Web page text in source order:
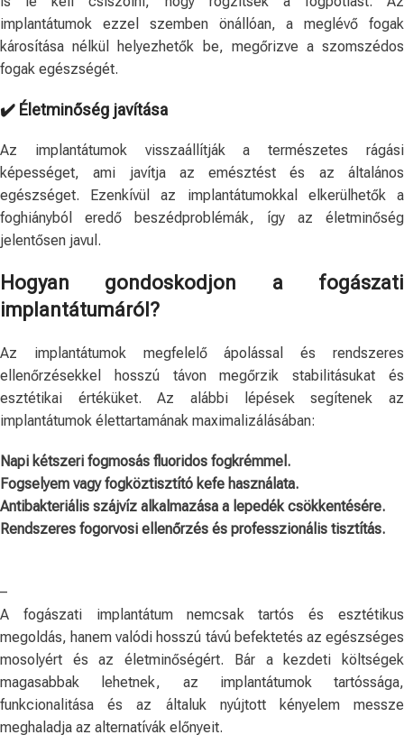
implantátumok ezzel szemben önállóan, a meglévő fogak
károsítása nélkül helyezhetők be, megőrizve a szomszédos
fogak egészségét.
✔️ Életminőség javítása
Az implantátumok visszaállítják a természetes rágási
képességet, ami javítja az emésztést és az általános
egészséget. Ezenkívül az implantátumokkal elkerülhetők a
foghiányból eredő beszédproblémák, így az életminőség
jelentősen javul.
Hogyan gondoskodjon a fogászati
implantátumáról?
Az implantátumok megfelelő ápolással és rendszeres
ellenőrzésekkel hosszú távon megőrzik stabilitásukat és
esztétikai értéküket. Az alábbi lépések segítenek az
implantátumok élettartamának maximalizálásában:
Napi kétszeri fogmosás fluoridos fogkrémmel.
Fogselyem vagy fogköztisztító kefe használata.
Antibakteriális szájvíz alkalmazása a lepedék csökkentésére.
Rendszeres fogorvosi ellenőrzés és professzionális tisztítás.
–
A fogászati implantátum nemcsak tartós és esztétikus
megoldás, hanem valódi hosszú távú befektetés az egészséges
mosolyért és az életminőségért. Bár a kezdeti költségek
magasabbak lehetnek, az implantátumok tartóssága,
funkcionalitása és az általuk nyújtott kényelem messze
meghaladja az alternatívák előnyeit.